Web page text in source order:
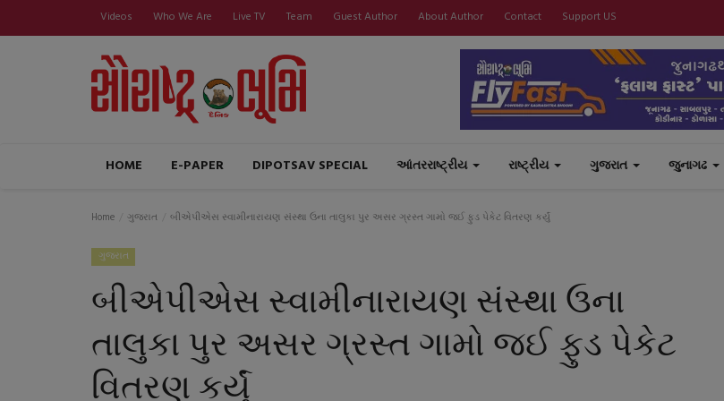
Videos Who We Are Live TV Team Guest Author About Author Contact Support US
HOME E-PAPER DIPOTSAV SPECIAL આંતરરાષ્ટ્રીય રાષ્ટ્રીય ગુજરાત જુનાગઢ
Home ગુજરાત બીએપીએસ સ્વામીનારાયણ સંસ્થા ઉના તાલુકા પુર અસર ગ્રસ્ત ગામો જઈ ફુડ પેકેટ વિતરણ કર્યું
ગુજરાત
બીએપીએસ સ્વામીનારાયણ સંસ્થા ઉના
તાલુકા પુર અસર ગ્રસ્ત ગામો જઈ ફુડ પેકેટ
વિતરણ કર્યું